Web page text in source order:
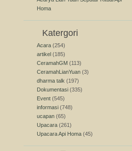
Homa
Katergori
Acara (254)
artikel (185)
CeramahGM (113)
CeramahLianYuan (3)
dharma talk (197)
Dokumentasi (335)
Event (545)
informasi (748)
ucapan (65)
Upacara (261)
Upacara Api Homa (45)